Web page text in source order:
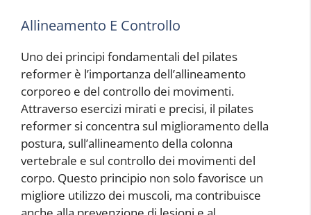
Allineamento E Controllo
Uno dei principi fondamentali del pilates
reformer è l’importanza dell’allineamento
corporeo e del controllo dei movimenti.
Attraverso esercizi mirati e precisi, il pilates
reformer si concentra sul miglioramento della
postura, sull’allineamento della colonna
vertebrale e sul controllo dei movimenti del
corpo. Questo principio non solo favorisce un
migliore utilizzo dei muscoli, ma contribuisce